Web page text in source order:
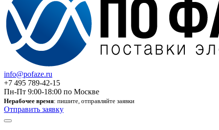
info@pofaze.ru
+7 495 789-42-15
Пн-Пт 9:00-18:00 по Москве
Нерабочее время: пишите, отправляйте заявки
Отправить заявку